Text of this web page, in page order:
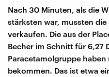
Nach 30 Minuten, als die
stärksten war, mussten
verkaufen. Die aus der
Becher im Schnitt für 6,27
Paracetamolgruppe haben
bekommen. Das ist etwa